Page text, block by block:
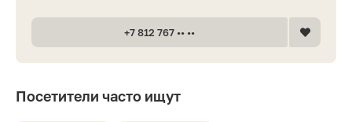
Посетители часто ищут
+7 812 767 •• ••